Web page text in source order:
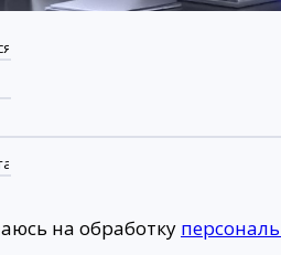
на обработку